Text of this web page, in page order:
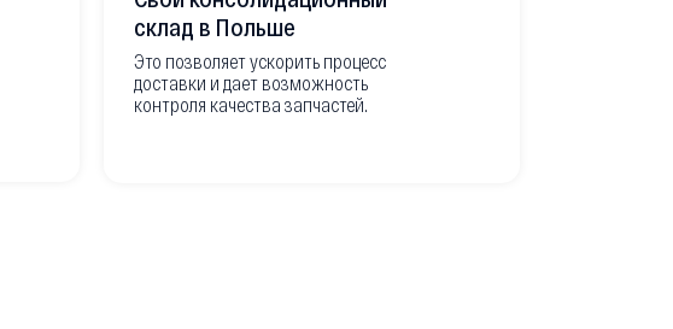
склад в Польше
Это позволяет ускорить процесс
доставки и дает возможность
контроля качества запчастей.